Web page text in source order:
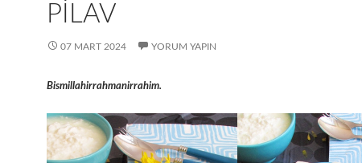
PILAV
07 MART 2024 YORUM YAPIN
Bismillahirrahmanirrahim.